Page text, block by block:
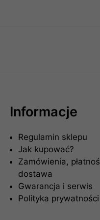
Informacje
Regulamin sklepu
Jak kupować?
Zamówienia,
dostawa
Gwarancja i serwis
Polityka prywatności